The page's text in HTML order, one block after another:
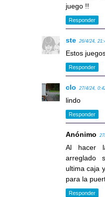
juego !!
Responder
ste 26/4/24,
Estos
Responder
clo 27/4/24,
lindo
Responder
Anónimo
Al hacer
arreglado
ultima caja
para la
Responder